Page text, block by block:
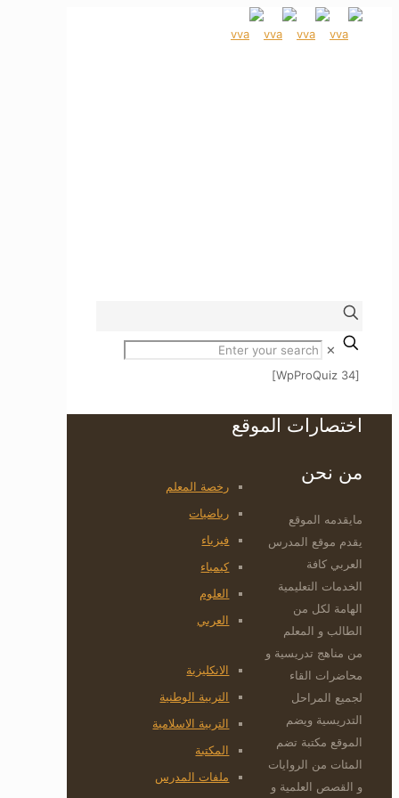
✕
[WpProQuiz 34]
اختصارات الموقع
رخصة المعلم
رياضيات
فيزياء
كيمياء
العلوم
العربي
الانكليزية
التربية الوطنية
التربية الاسلامية
المكتبة
ملفات المدرس
من نحن
مايقدمه الموقع
يقدم موقع المدرس
العربي كافة
الخدمات التعليمية
الهامة لكل من
الطالب و المعلم
من مناهج تدريسية و
محاضرات القاء
لجميع المراحل
التدريسية ويضم
الموقع مكتبة تضم
المئات من الروايات
و القصص العلمية و